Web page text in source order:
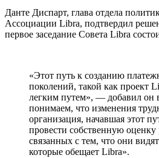
Данте Диспарт, глава отдела
Ассоциации Libra, подтвердил
первое заседание Совета Libra
«Этот путь к созданию
поколений, такой как проект
легким путем», — добавил он
понимаем, что изменения
организация, начавшая этот
провести собственную
связанных с тем, что они
которые обещает Libra».